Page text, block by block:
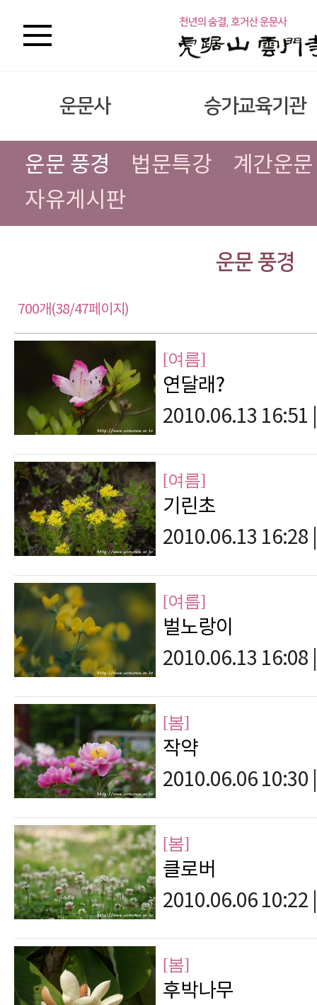
운문사 승가교육기관
운문 풍경 법문특강
계간운문
자유게시판
운문 풍경
700개(38/47페이지)
[여름]
연달래?
2010.06.13 16:51
[여름]
기린초
2010.06.13 16:28
[여름]
벌노랑이
2010.06.13 16:08
[봄]
작약
2010.06.06 10:30
[봄]
클로버
2010.06.06 10:22
[봄]
후박나무